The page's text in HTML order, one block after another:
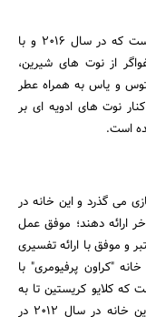
"نوبل" جدیدترین مجموعه از آثار کلایو کریستین است که در سال 2016 و با
از نوت های شیرین،
و یاس به همراه عطر
نوت های ادویه ای بر
است.
می گذرد و این خانه در
ارائه دهند؛ موفق عمل
و موفق با ارائه تفسیری
"کراون پرفیومری" با
که کلایو کریستین تا به
اینجا در پیمودن آن موفق عمل کرده است. نام این خانه در سال 2012 در